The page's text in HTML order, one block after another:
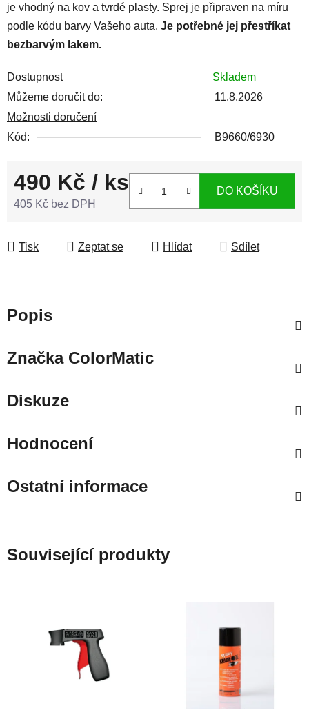
je vhodný na kov a tvrdé plasty. Sprej je připraven na míru
podle kódu barvy Vašeho auta. Je potřebné jej přestříkat
bezbarvým lakem.
Dostupnost
Skladem
Můžeme doručit do:
11.8.2026
Možnosti doručení
Kód:
B9660/6930
490 Kč / ks
405 Kč bez DPH
DO KOŠÍKU
Tisk Zeptat se Hlídat Sdílet
Popis
ZnačkaColorMatic
Diskuze
Hodnocení
Ostatní informace
Související produkty